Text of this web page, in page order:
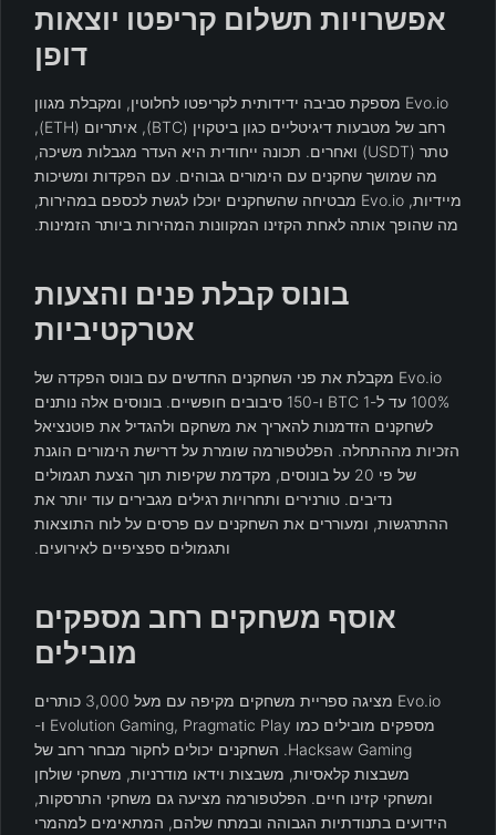
אפשרויות תשלום קריפטו יוצאות
דופן
Evo.io מספקת סביבה ידידותית לקריפטו לחלוטין, ומקבלת מגוון
רחב של מטבעות דיגיטליים כגון ביטקוין (BTC), איתריום (ETH),
טתר (USDT) ואחרים. תכונה ייחודית היא העדר מגבלות משיכה,
מה שמושך שחקנים עם הימורים גבוהים. עם הפקדות ומשיכות
מיידיות, Evo.io מבטיחה שהשחקנים יוכלו לגשת לכספם במהירות,
מה שהופך אותה לאחת הקזינו המקוונות המהירות ביותר הזמינות.
בונוס קבלת פנים והצעות
אטרקטיביות
Evo.io מקבלת את פני השחקנים החדשים עם בונוס הפקדה של
100% עד ל-1 BTC ו-150 סיבובים חופשיים. בונוסים אלה נותנים
לשחקנים הזדמנות להאריך את משחקם ולהגדיל את פוטנציאל
הזכיות מההתחלה. הפלטפורמה שומרת על דרישת הימורים הוגנת
של פי 20 על בונוסים, מקדמת שקיפות תוך הצעת תגמולים
נדיבים. טורנירים ותחרויות רגילים מגבירים עוד יותר את
ההתרגשות, ומעוררים את השחקנים עם פרסים על לוח התוצאות
ותגמולים ספציפיים לאירועים.
אוסף משחקים רחב מספקים
מובילים
Evo.io מציגה ספריית משחקים מקיפה עם מעל 3,000 כותרים
מספקים מובילים כמו Evolution Gaming, Pragmatic Play ו-
Hacksaw Gaming. השחקנים יכולים לחקור מבחר רחב של
משבצות קלאסיות, משבצות וידאו מודרניות, משחקי שולחן
ומשחקי קזינו חיים. הפלטפורמה מציעה גם משחקי התרסקות,
הידועים בתנודתיות הגבוהה ובמתח שלהם, המתאימים למהמרי